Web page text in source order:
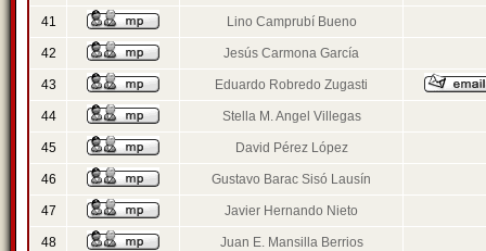
41 Lino Camprubí Bueno
42 Jesús Carmona García
43 Eduardo Robredo Zugasti
44 Stella M. Angel Villegas
45 David Pérez López
46 Gustavo Barac Sisó Lausín
47 Javier Hernando Nieto
48 Juan E. Mansilla Berrios